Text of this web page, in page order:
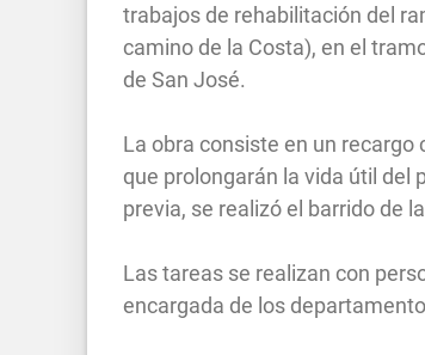
trabajos de rehabilitación del
camino de la Costa), en el
de San José.
La obra consiste en un
que prolongarán la vida útil del
previa, se realizó el barrido de
Las tareas se realizan con
encargada de los